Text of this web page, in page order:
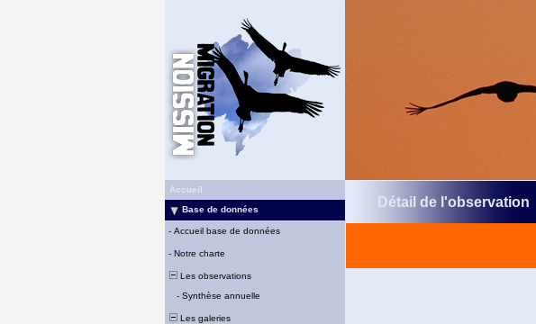
Accueil
Base de données
- Accueil base de données
- Notre charte
Les observations
- Synthèse annuelle
Les galeries
Détail de l'observation